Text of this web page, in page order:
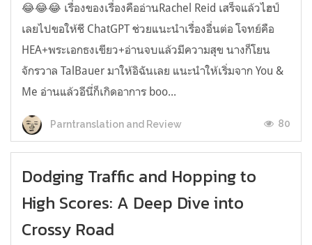
😂😂😂 เรื่องของเรื่องคืออ่านRachel Reid เสร็จแล้วไฮป์
เลยไปขอให้ชี ChatGPT ช่วยแนะนำเรื่องอื่นต่อ โจทย์คือ
HEA+พระเอกธงเขียว+อ่านจบแล้วมีความสุข นางก็โยน
จักรวาล TalBauer มาให้อิฉันเลย แนะนำให้เริ่มจาก You &
Me อ่านแล้วอีนี่ก็เกิดอาการ boo...
Parntranslation and Review 80
Dodging Traffic and Hopping to
High Scores: A Deep Dive into
Crossy Road